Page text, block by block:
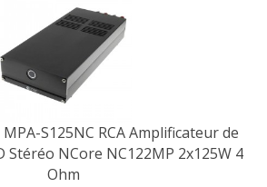
S125NC RCA Amplificateur de
Stéréo NCore NC122MP 2x125W 4
Ohm